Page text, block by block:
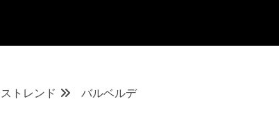
トレンド バルベルデ